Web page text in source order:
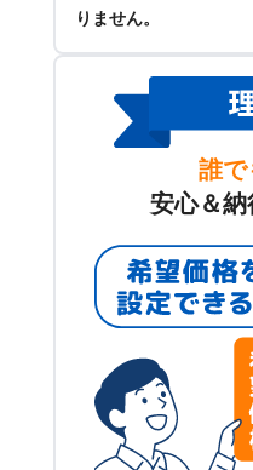
りません。
誰で
安心＆